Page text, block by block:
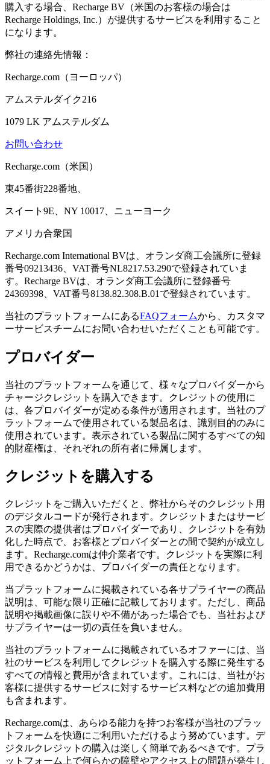
購入する場合、Recharge BV（米国のお客様の場合は
Recharge Holdings, Inc.）が提供するサービスを利用すること
になります。
弊社の連絡先情報：
Recharge.com（ヨーロッパ）
アムステルダイク216
1079 LK アムステルダム
お問い合わせ
Recharge.com（米国）
東45番街228番地、
スイート9E、NY 10017、ニューヨーク
アメリカ合衆国
Recharge.com International BVは、オランダ商工会議所に登録
番号09213436、VAT番号NL8217.53.290で登録されていま
す。Recharge BVは、オランダ商工会議所に登録番号
24369398、VAT番号8138.82.308.B.01で登録されています。
当社のプラットフォームにあるFAQフォームから、カスタマ
ーサービスチームにお問い合わせいただくことも可能です。
プロバイダー
当社のプラットフォームを通じて、様々なプロバイダーから
チャージクレジットを購入できます。クレジットの使用に
は、各プロバイダーが定める条件が適用されます。当社のプ
ラットフォームで使用されている製品名は、識別目的のみに
使用されています。表示されている製品に関するすべての知
的財産権は、それぞれの所有者に帰属します。
クレジットを購入する
クレジットをご購入いただくと、弊社からそのクレジット用
のデジタルコードが発行されます。クレジットまたはサービ
スの実際の提供者はプロバイダーであり、クレジットを有効
化した時点で、お客様とプロバイダーとの間で契約が成立し
ます。Recharge.comは仲介業者です。クレジットを実際に利
用できるかどうかは、プロバイダーの責任となります。
当プラットフォームに掲載されている各サプライヤーの商品
説明は、可能な限り正確に記載しております。ただし、商品
説明や掲載画像に誤りや不備があった場合でも、当社および
サプライヤーは一切の責任を負いません。
当社のプラットフォームに掲載されているオファーには、当
社のサービスを利用してクレジットを購入する際に発生する
すべての情報と費用が含まれています。これには、当社がお
客様に提供するサービスに対するサービス料などの追加費用
も含まれます。
Recharge.comは、あらゆる能力を持つお客様が当社のプラッ
トフォームを快適にご利用いただけるよう努めています。デ
ジタルクレジットの購入は楽しく簡単であるべきです。プラ
ットフォーム上で何らかの障壁やアクセス上の問題が発生し